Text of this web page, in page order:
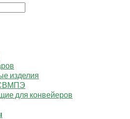
изделия
для конвейеров